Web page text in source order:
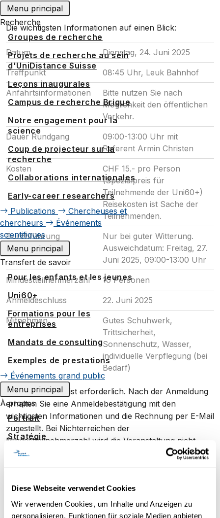
Diese Webseite verwendet Cookies
Wir verwenden Cookies, um Inhalte und Anzeigen zu
personalisieren, Funktionen für soziale Medien anbieten
Menu principal
Recherche
Groupes de recherche
Projets de recherche au sein
d'UniDistance Suisse
Leçons inaugurales
Campus de recherche Brigue
Notre engagement pour la
science
Coup de projecteur sur la
recherche
Collaborations internationales
Early-career researchers
Publications
Chercheuses et
chercheurs
Événements
scientifiques
Menu principal
Transfert de savoir
Pour les enfants et les jeunes
Uni60+
Formations pour les
entreprises
Mandats de consulting
Exemples de prestations
Événements grand public
Menu principal
À propos
Portrait
Stratégie
Reconnaissance
Travailler à UniDistance Suisse
Faculté de droit
Die wichtigsten Informationen auf einen Blick:
Datum Dienstag, 24. Juni 2025
Treffpunkt 08:45 Uhr, Leuk Bahnhof
Anfahrtsinformationen
Bitte nutzen Sie nach
Möglichkeit den öffentlichen
Verkehr.
Dauer Rundgang
09:00-13:00 Uhr mit
Referent Armin Christen
Kosten
CHF 15.- pro Person
(Spezialpreis für
Teilnehmende der Uni60+)
Reisekosten ist Sache der
Teilnehmenden.
Durchführung
Nur bei guter Witterung.
Ausweichdatum: Freitag, 27.
Juni 2025, 09:00-13:00 Uhr
Mindestteilnehmerzahl 10 Personen
Anmeldeschluss 22. Juni 2025
Mitnehmen
Gutes Schuhwerk,
Trittsicherheit,
Sonnenschutz, Wasser,
individuelle Verpflegung (bei
Bedarf)
Eine Anmeldung ist erforderlich. Nach der Anmeldung
erhalten Sie eine Anmeldebestätigung mit den
wichtigsten Informationen und die Rechnung per E-Mail
zugestellt. Bei Nichterreichen der
Mindestteilnehmerzahl wird die Veranstaltung nicht
durchgeführt und Sie erhalten die vollen Kosten
**Einstiegsbild: Schutzgebiet Naturpark Pfyn-Finges,